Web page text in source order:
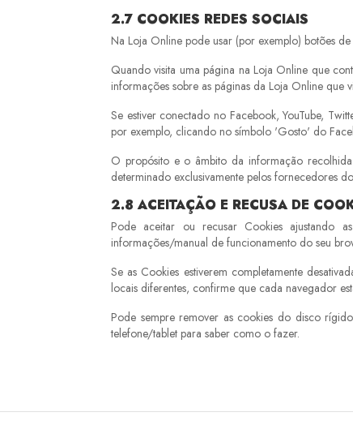
2.7 COOKIES REDES SOCIAIS
Na Loja Online pode usar (por exemplo) botões
Quando visita uma página na Loja Online que
informações sobre as páginas da Loja Online que
Se estiver conectado no Facebook, YouTube,
por exemplo, clicando no símbolo 'Gosto' do
O propósito e o âmbito da informação
determinado exclusivamente pelos fornecedores
2.8 ACEITAÇÃO E RECUSA DE
Pode aceitar ou recusar Cookies ajustando
informações/manual de funcionamento do seu
Se as Cookies estiverem completamente
locais diferentes, confirme que cada navegador
Pode sempre remover as cookies do disco
telefone/tablet para saber como o fazer.